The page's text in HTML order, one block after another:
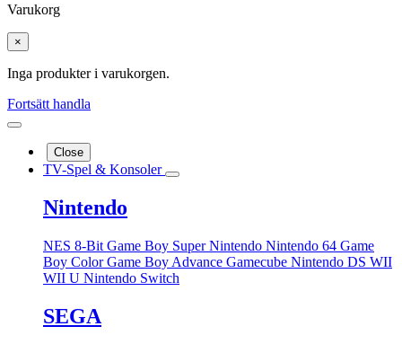
Varukorg
×
Inga produkter i varukorgen.
Fortsätt handla
Close
TV-Spel & Konsoler
Nintendo
NES 8-Bit Game Boy Super Nintendo Nintendo 64 Game
Boy ColorGame Boy Advance Gamecube Nintendo DS WII
WII U Nintendo Switch
SEGA